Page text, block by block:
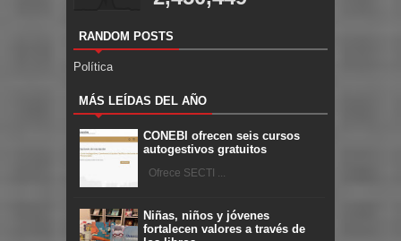
RANDOM POSTS
Política
MÁS LEÍDAS DEL AÑO
CONEBI ofrecen seis cursos
autogestivos gratuitos
Ofrece SECTI ...
Niñas, niños y jóvenes
fortalecen valores a través de